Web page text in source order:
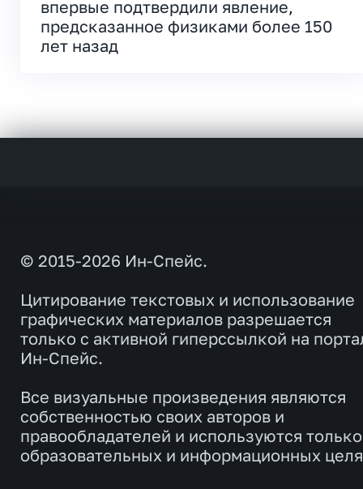
впервые подтвердили явление,
предсказанное физиками более 150
лет назад
© 2015-2026 Ин-Спейс.
Цитирование текстовых и использование
графических материалов разрешается
только с активной гиперссылкой на
Ин-Спейс.
Все визуальные произведения являются
собственностью своих авторов и
правообладателей и используются
образовательных и информационных